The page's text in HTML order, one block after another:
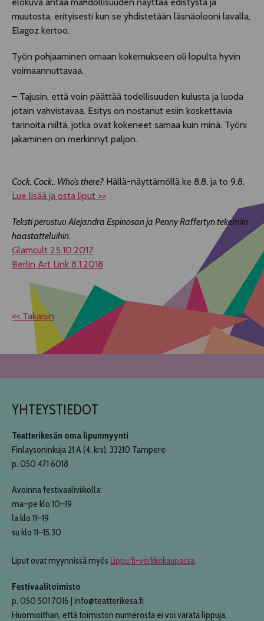
muutosta, erityisesti kun se yhdistetään läsnäolooni lavalla,
Elagoz kertoo.
Työn pohjaaminen omaan kokemukseen oli lopulta hyvin
voimaannuttavaa.
– Tajusin, että voin päättää todellisuuden kulusta ja luoda
jotain vahvistavaa. Esitys on nostanut esiin koskettavia
tarinoita niiltä, jotka ovat kokeneet samaa kuin minä. Työni
jakaminen on merkinnyt paljon.
Cock, Cock.. Who’s there? Hällä-näyttämöllä ke 8.8. ja to 9.8.
Lue lisää ja osta liput >>
Teksti perustuu Alejandra Espinosan ja Penny Raffertyn tekemiin
haastatteluihin.
Glamcult 25.10.2017
Berlin Art Link 8.1.2018
<< Takaisin
YHTEYSTIEDOT
Teatterikesän oma lipunmyynti
Finlaysoninkuja 21 A (4. krs), 33210 Tampere
p. 050 471 6018
Avoinna festivaaliviikolla:
ma–pe klo 10–19
la klo 11–19
su klo 11–15.30
Liput ovat myynnissä myös Lippu.fi-verkkokaupassa.
Festivaalitoimisto
p. 050 501 7016 | info@teatterikesa.fi
Huomioithan, että toimiston numerosta ei voi varata lippuja.